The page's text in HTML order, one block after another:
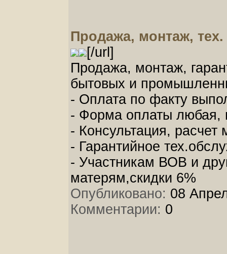
Продажа, монтаж,
[/url]
Продажа, монтаж,
бытовых и
- Оплата по факту
- Форма оплаты
- Консультация,
- Гарантийное
- Участникам ВОВ и
матерям,скидки 6%
Опубликовано: 08
Комментарии: 0